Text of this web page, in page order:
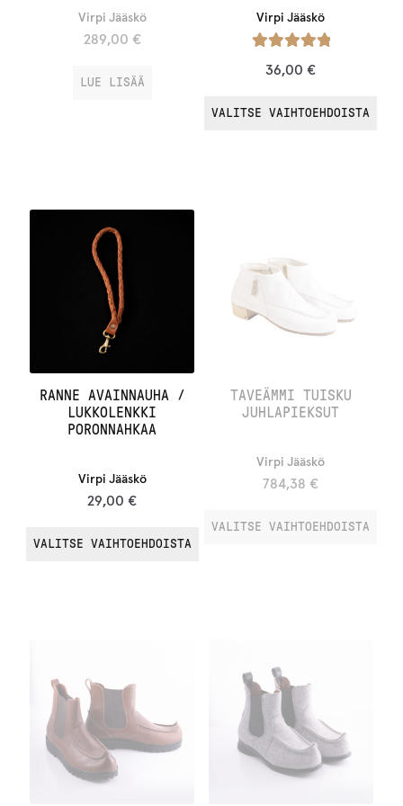
Virpi Jääskö
289,00 €
LUE LISÄÄ
Virpi Jääskö
5.00/ 5
36,00€
VALITSE VAIHTOEHDOISTA
RANNE AVAINNAUHA /
LUKKOLENKKI
PORONNAHKAA
Virpi Jääskö
29,00€
VALITSE VAIHTOEHDOISTA
TAVEÄMMI TUISKU
JUHLAPIEKSUT
Virpi Jääskö
784,38 €
VALITSE VAIHTOEHDOISTA